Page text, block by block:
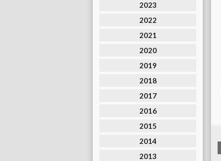
2023
2022
2021
2020
2019
2018
2017
2016
2015
2014
2013